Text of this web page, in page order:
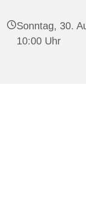
Sonntag, 30.
10:00 Uhr